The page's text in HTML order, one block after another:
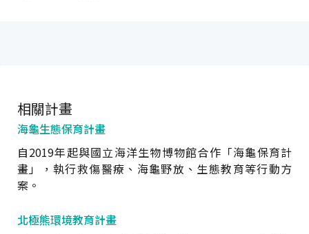
相關計畫
海龜生態保育計畫
自2019年起與國立海洋生物博物館合作「海龜保育計
畫」，執行救傷醫療、海龜野放、生態教育等行動方
案。
北極熊環境教育計畫